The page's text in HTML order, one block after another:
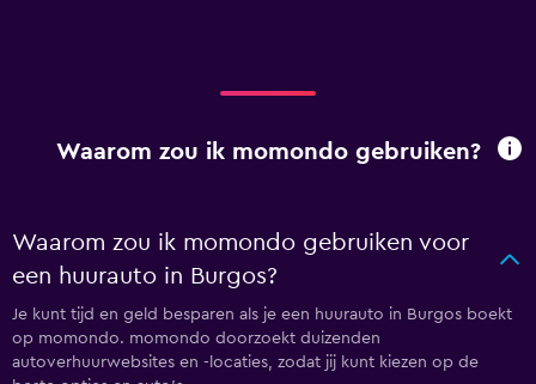
Waarom zou ik momondo gebruiken?
Waarom zou ik momondo gebruiken voor
een huurauto in Burgos?
Je kunt tijd en geld besparen als je een huurauto in Burgos boekt
op momondo. momondo doorzoekt duizenden
autoverhuurwebsites en -locaties, zodat jij kunt kiezen op de